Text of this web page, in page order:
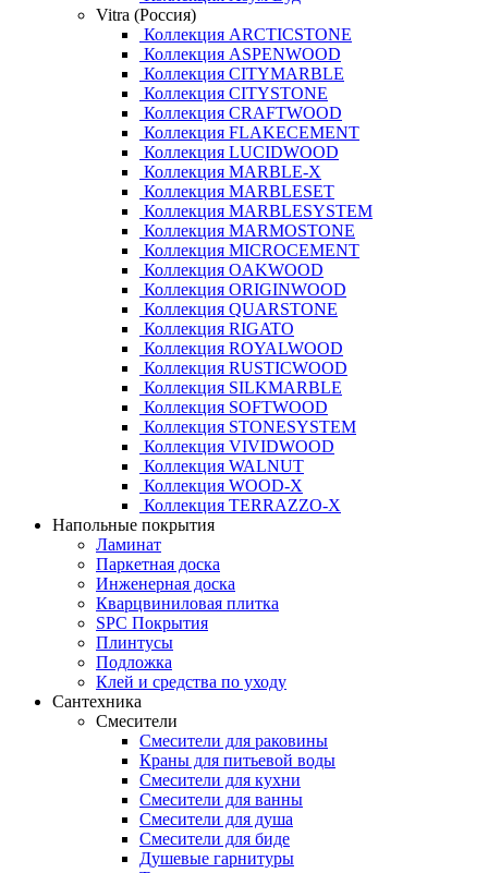
Vitra (Россия)
Коллекция ARCTICSTONE
Коллекция ASPENWOOD
Коллекция CITYMARBLE
Коллекция CITYSTONE
Коллекция CRAFTWOOD
Коллекция FLAKECEMENT
Коллекция LUCIDWOOD
Коллекция MARBLE-X
Коллекция MARBLESET
Коллекция MARBLESYSTEM
Коллекция MARMOSTONE
Коллекция MICROCEMENT
Коллекция OAKWOOD
Коллекция ORIGINWOOD
Коллекция QUARSTONE
Коллекция RIGATO
Коллекция ROYALWOOD
Коллекция RUSTICWOOD
Коллекция SILKMARBLE
Коллекция SOFTWOOD
Коллекция STONESYSTEM
Коллекция VIVIDWOOD
Коллекция WALNUT
Коллекция WOOD-X
Коллекция ТЕRRАZZO-X
Напольные покрытия
Ламинат
Паркетная доска
Инженерная доска
Кварцвиниловая плитка
SPC Покрытия
Плинтусы
Подложка
Клей и средства по уходу
Сантехника
Смесители
Смесители для раковины
Краны для питьевой воды
Смесители для кухни
Смесители для ванны
Смесители для душа
Смесители для биде
Душевые гарнитуры